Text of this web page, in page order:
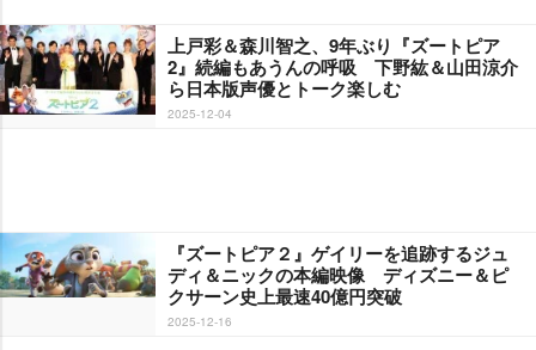
上戸彩＆森川智之、9年ぶり『ズートピア
2』続編もあうんの呼吸 下野紘＆山田涼介
ら日本版声優とトーク楽しむ
2025-12-04
『ズートピア２』ゲイリーを追跡するジュ
ディ＆ニックの本編映像 ディズニー＆ピ
クサーン史上最速40億円突破
2025-12-16